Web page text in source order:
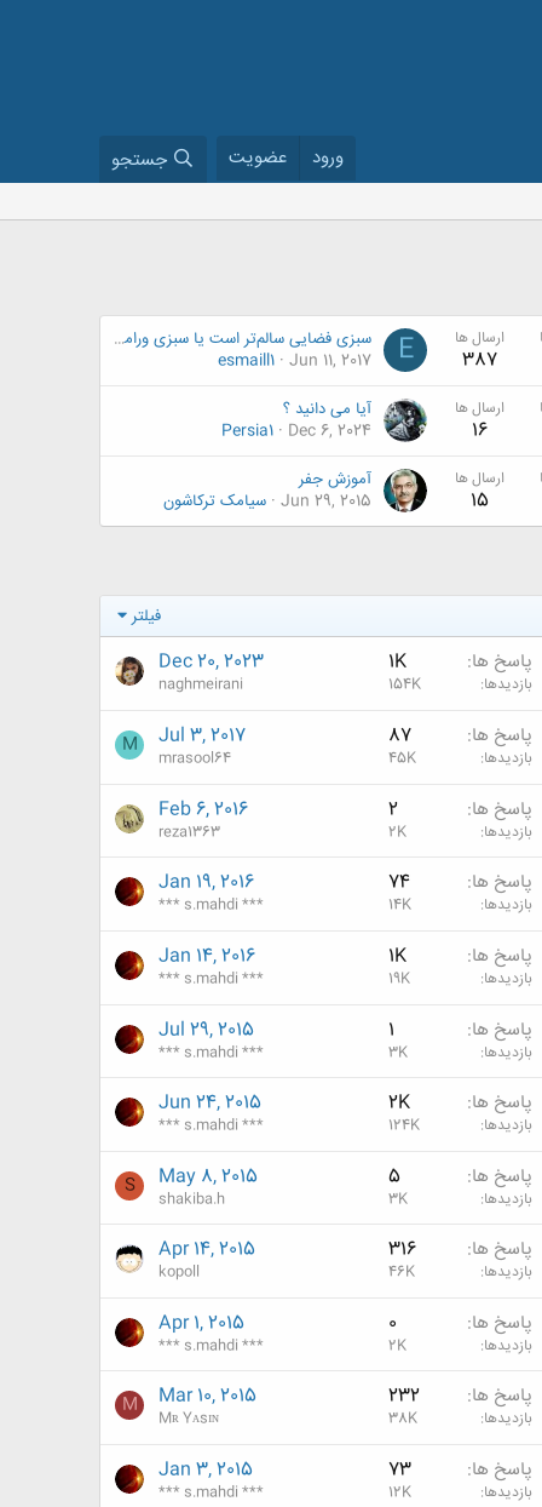
ورود عضویت جستجو
ارسال ها
387
E
سبزی فضایی سالم‌تر است یا سبزی ورامین؟
Jun 11, 2017
esmaill1
ارسال ها
16
آیا می دانید ؟
Dec 6, 2024
Persia1
ارسال ها
15
آموزش جفر
Jun 29, 2015 سیامک ترکاشون
فیلتر
پاسخ ها 1K
بازدیدها 154K
Dec 20, 2023
naghmeirani
پاسخ ها 87
بازدیدها 45K
Jul 3, 2017
mrasool64
M
پاسخ ها 2
بازدیدها 2K
Feb 6, 2016
reza1363
پاسخ ها 74
بازدیدها 14K
Jan 19, 2016
*** s.mahdi ***
پاسخ ها 1K
بازدیدها 19K
Jan 14, 2016
*** s.mahdi ***
پاسخ ها 1
بازدیدها 3K
Jul 29, 2015
*** s.mahdi ***
پاسخ ها 2K
بازدیدها 124K
Jun 24, 2015
*** s.mahdi ***
پاسخ ها 5
بازدیدها 3K
May 8, 2015
shakiba.h
S
پاسخ ها 316
بازدیدها 46K
Apr 14, 2015
kopoll
پاسخ ها 0
بازدیدها 2K
Apr 1, 2015
*** s.mahdi ***
پاسخ ها 232
بازدیدها 38K
Mar 10, 2015
Mʀ Yᴀsɪɴ
M
پاسخ ها 73
بازدیدها 12K
Jan 3, 2015
*** s.mahdi ***